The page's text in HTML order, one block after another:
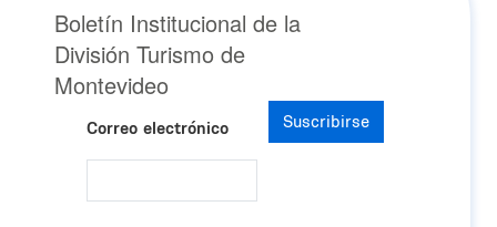
Boletín Institucional de la
División Turismo de
Montevideo
Correo electrónico Suscribirse